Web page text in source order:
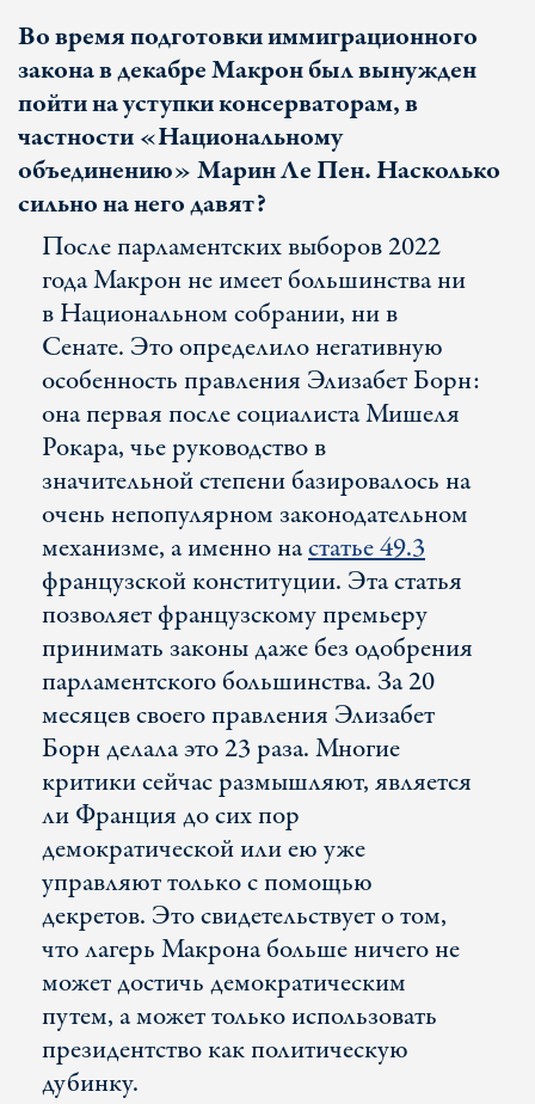
Во время подготовки иммиграционного
закона в декабре Макрон был вынужден
пойти на уступки консерваторам, в
частности«Национальному
объединению» Марин Ле Пен. Насколько
сильно на него давят?
После парламентских выборов 2022
года Макрон не имеет большинства ни
в Национальном собрании, ни в
Сенате. Это определило негативную
особенность правления Элизабет Борн:
она первая после социалиста Мишеля
Рокара, чье руководство в
значительной степени базировалось на
очень непопулярном законодательном
механизме, а именно настатье 49.3
французской конституции. Эта статья
позволяет французскому премьеру
принимать законы даже без одобрения
парламентского большинства. За 20
месяцев своего правления Элизабет
Борн делала это 23 раза. Многие
критики сейчас размышляют, является
ли Франция до сих пор
демократической или ею уже
управляют только с помощью
декретов. Это свидетельствует о том,
что лагерь Макрона больше ничего не
может достичь демократическим
путем, а может только использовать
президентство как политическую
дубинку.